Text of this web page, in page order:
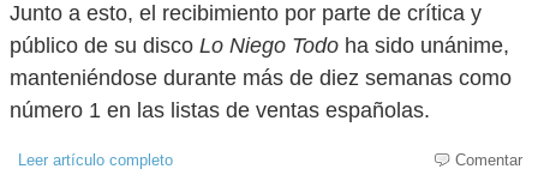
Junto a esto, el recibimiento por parte de crítica y
público de su disco Lo Niego Todo ha sido unánime,
manteniéndose durante más de diez semanas como
número 1 en las listas de ventas españolas.
Leer artículo completo Comentar